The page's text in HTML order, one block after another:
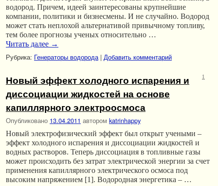
водород. Причем, идеей заинтересованы крупнейшие
компании, политики и бизнесмены. И не случайно. Водород
может стать неплохой альтернативой привычному топливу,
тем более прогнозы ученых относительно …
Читать далее →
Рубрика: Генераторы водорода | Добавить комментарий
Новый эффект холодного испарения и
диссоциации жидкостей на основе
капиллярного электроосмоса
Опубликовано 13.04.2011 автором katrinhappy
1
Новый электрофизический эффект был открыт учеными –
эффект холодного испарения и диссоциации жидкостей и
водных растворов. Теперь диссоциация в топливные газы
может происходить без затрат электрической энергии за счет
применения капиллярного электрического осмоса под
высоким напряжением [1]. Водородная энергетика – …